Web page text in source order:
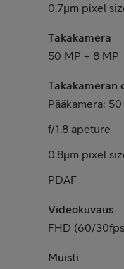
0.7μm pixel
Takakamera
50 MP + 8 MP
Takakameran
Pääkamera:
f/1.8 apeture
0.8μm pixel
PDAF
Videokuvaus
FHD (60/
Muisti